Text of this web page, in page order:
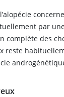
par
complète des
reste